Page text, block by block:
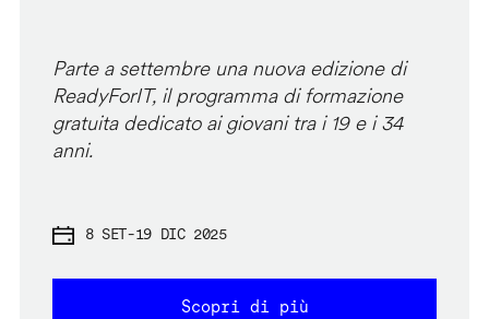
Parte a settembre una nuova edizione di
ReadyForIT, il programma di formazione
gratuita dedicato ai giovani tra i 19 e i 34
anni.
8 SET-19 DIC 2025
Scopri di più